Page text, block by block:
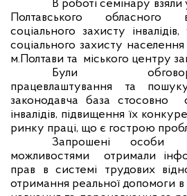
В роботі семінару
Полтавського обласного
соціального захисту
соціального захисту
м.Полтави та міського центру
Були
працевлаштування та
законодавча база стосовно
інвалідів, підвищення їх
ринку праці, що є гострою
Запрошені особи
можливостями
отримали
прав в системі трудових
отримання реальної допомоги в